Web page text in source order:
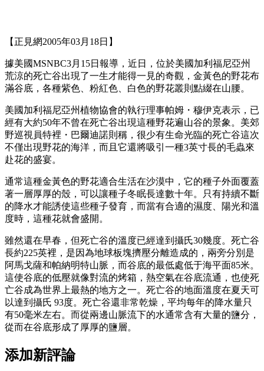
【正見網2005年03月18日】
據美國MSNBC3月15日報導，近日，位於美國加利福尼亞州
荒涼的死亡谷出現了一生才能得一見的奇觀，金黃色的野花布
滿谷底，各種紫色、粉紅色、白色的野花叢則點綴在山腰。
美國加利福尼亞州植物協會的執行理事帕姆・穆伊克表示，已
經有大約50年不曾在死亡谷出現這種野花遍山谷的景象。美郊
野巡視員特裡・巴爾迪諾則稱，很少有生命光臨的死亡谷這次
不僅出現野花的海洋，而且它還將吸引一種3英寸長的毛蟲來
赴花的盛宴。
通常這種金黃色的野花適合生活在沙漠中，它的種子外面覆蓋
著一層厚厚的殼，可以讓種子冬眠長達數十年。只有持續不斷
的降水才能誘使這些種子發育，而當有合適的濕度、陽光和溫
度時，這種花就會盛開。
雖然還在早春，但死亡谷的溫度已經達到攝氏30幾度。死亡谷
長約225英裡，是因為地球板塊擠壓分離造成的，兩旁分別是
阿馬戈薩和帕納明特山脈，而谷底的最低處低于海平面85米。
這使谷底的低壓就像對流的烤箱，熱空氣在谷底流通，也使死
亡谷成為世界上最熱的地方之一。死亡谷的地面溫度在夏天可
以達到攝氏 93度。死亡谷還非常乾燥，平均每年的降水量只
有50毫米左右。而從兩邊山脈流下的水通常含有大量的鹽分，
從而在谷底形成了厚厚的鹽層。
添加新評論